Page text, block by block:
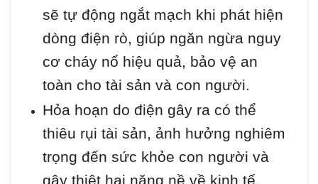
sẽ tự động ngắt mạch khi phát hiện
dòng điện rò, giúp ngăn ngừa nguy
cơ cháy nổ hiệu quả, bảo vệ an
toàn cho tài sản và con người.
Hỏa hoạn do điện gây ra có thể
thiêu rụi tài sản, ảnh hưởng nghiêm
trọng đến sức khỏe con người và
gây thiệt hại nặng nề về kinh tế.